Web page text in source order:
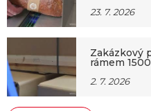
23. 7. 2026
Zakázkový
rámem
2. 7. 2026